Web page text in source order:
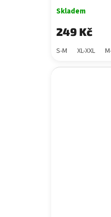
Skladem
249 Kč
S-M XL-XXL